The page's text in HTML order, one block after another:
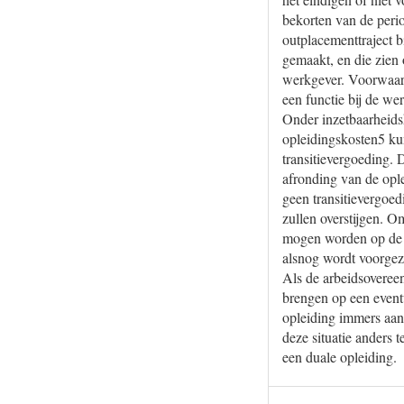
bekorten van de
outplacementtraject
gemaakt, en die
werkgever.
een functie bij de
Onder
opleidingskosten5
transitievergoeding.
afronding van de
geen
zullen overstijgen.
mogen worden op
alsnog wordt
Als de
brengen op een
opleiding immers
deze situatie anders
een duale opleiding.